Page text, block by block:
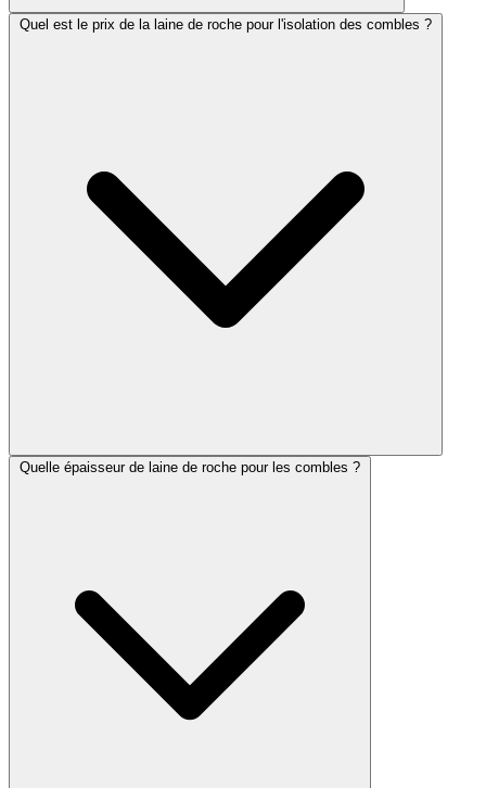
Quel est le prix de la laine de roche pour l'isolation des combles ?
Quelle épaisseur de laine de roche pour les combles ?